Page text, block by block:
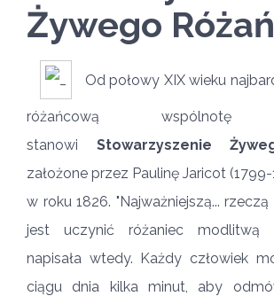
Żywego
Od połowy XIX wieku
różańcową wspólnotę
stanowi Stowarzyszenie
założone przez Paulinę Jaricot
w roku 1826. "Najważniejszą...
jest uczynić różaniec modlitwą
napisała wtedy. Każdy człowiek
ciągu dnia kilka minut, aby